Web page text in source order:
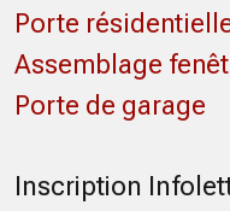
Porte
Assemblage
Porte de garage
Inscription